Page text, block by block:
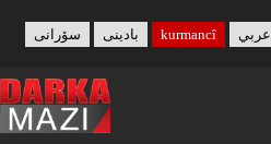
content
بادینی سۆرانی kurmancî عربي